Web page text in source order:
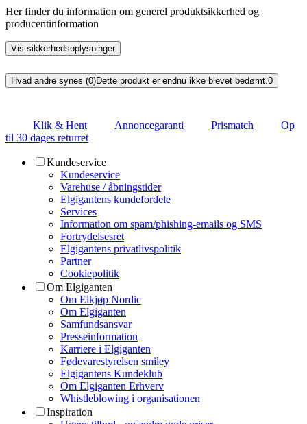
Her finder du information om generel produktsikkerhed og
producentinformation
Vis sikkerhedsoplysninger
Hvad andre synes (0)Dette produkt er endnu ikke blevet bedømt. 0
Klik & Hent Annoncegaranti Prismatch
Op
til 30 dages returret
Kundeservice
Kundeservice
Varehuse / åbningstider
Elgigantens kundefordele
Services
Information om spam/phishing-emails og SMS
Fortrydelsesret
Elgigantens privatlivspolitik
Partner
Cookiepolitik
Om Elgiganten
Om Elkjøp Nordic
Om Elgiganten
Samfundsansvar
Presseinformation
Karriere i Elgiganten
Fødevarestyrelsen smiley
Elgigantens Kundeklub
Om Elgiganten Erhverv
Whistleblowing i organisationen
Inspiration